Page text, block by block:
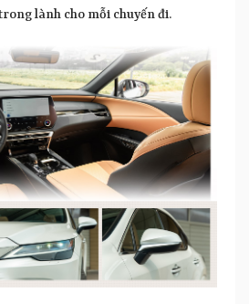
lành cho mỗi chuyến đi.